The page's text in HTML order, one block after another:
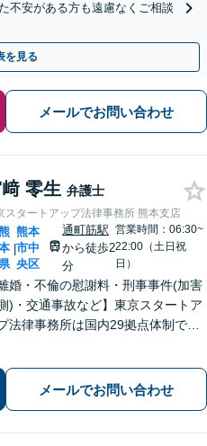
不安がある方も遠慮なくご相談
を見る
メールでお問い合わせ
零生 弁護士
スタートアップ法律事務所 熊本支店
|
熊本
市中
央区
通町筋駅
から徒歩2
分
営業時間：06:30~
22:00（土日祝
日）
離婚・不倫の慰謝料・刑事事件(加害
)・交通事故など】東京スタートア
法律事務所は国内29拠点体制で全
門性の高い弁護士が寄り添い解決を
ートします。
メールでお問い合わせ